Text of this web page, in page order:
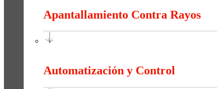
Apantallamiento Contra Rayos
Automatización y Control